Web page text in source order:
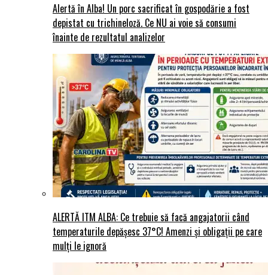
Alertă în Alba! Un porc sacrificat în gospodărie a fost
depistat cu trichineloză. Ce NU ai voie să consumi
înainte de rezultatul analizelor
ALERTĂ ITM ALBA: Ce trebuie să facă angajatorii când
temperaturile depășesc 37°C! Amenzi și obligații pe care
mulți le ignoră